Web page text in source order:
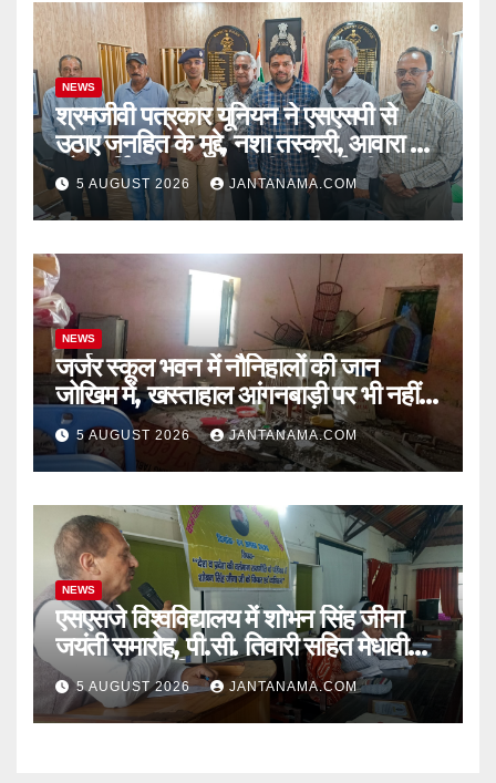
NEWS
श्रमजीवी पत्रकार यूनियन ने एसएसपी से
उठाए जनहित के मुद्दे, नशा तस्करी, आवारा पशु
और पार्किंग व्यवस्था पर की कार्रवाई की मांग
5 AUGUST 2026 JANTANAMA.COM
NEWS
जर्जर स्कूल भवन में नौनिहालों की जान
जोखिम में, खस्ताहाल आंगनबाड़ी पर भी नहीं
जागा प्रशासन
5 AUGUST 2026 JANTANAMA.COM
NEWS
एसएसजे विश्वविद्यालय में शोभन सिंह जीना
जयंती समारोह, पी.सी. तिवारी सहित मेधावी
छात्र हुए सम्मानित
5 AUGUST 2026 JANTANAMA.COM